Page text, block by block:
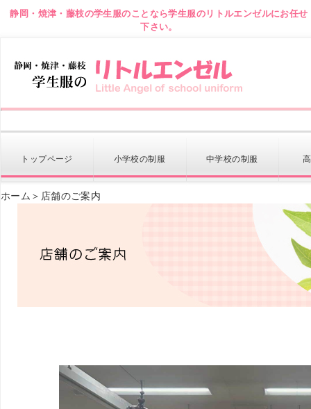
静岡・焼津・藤枝の学生服のことなら学生服のリトルエンゼルにお任せ
下さい。
トップページ 小学校の制服 中学校の制服
ホーム ＞店舗のご案内